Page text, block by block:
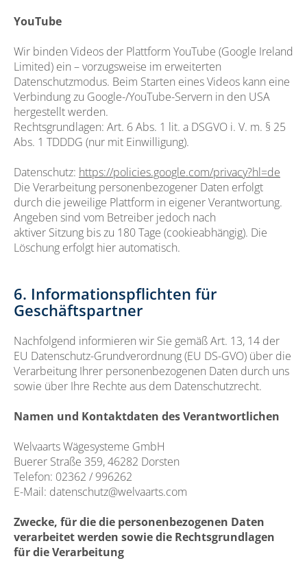
YouTube
Wir binden Videos der Plattform YouTube (Google Ireland
Limited) ein – vorzugsweise im erweiterten
Datenschutzmodus. Beim Starten eines Videos kann eine
Verbindung zu Google-/YouTube-Servern in den USA
hergestellt werden.
Rechtsgrundlagen: Art. 6 Abs. 1 lit. a DSGVO i. V. m. § 25
Abs. 1 TDDDG (nur mit Einwilligung).
Datenschutz: https://policies.google.com/privacy?hl=de
Die Verarbeitung personenbezogener Daten erfolgt
durch die jeweilige Plattform in eigener Verantwortung.
Angeben sind vom Betreiber jedoch nach
aktiver Sitzung bis zu 180 Tage (cookieabhängig). Die
Löschung erfolgt hier automatisch.
6. Informationspflichten für
Geschäftspartner
Nachfolgend informieren wir Sie gemäß Art. 13, 14 der
EU Datenschutz-Grundverordnung (EU DS-GVO) über die
Verarbeitung Ihrer personenbezogenen Daten durch uns
sowie über Ihre Rechte aus dem Datenschutzrecht.
Namen und Kontaktdaten des Verantwortlichen
Welvaarts Wägesysteme GmbH
Buerer Straße 359, 46282 Dorsten
Telefon: 02362 / 996262
E-Mail: datenschutz@welvaarts.com
Zwecke, für die die personenbezogenen Daten
verarbeitet werden sowie die Rechtsgrundlagen
für die Verarbeitung